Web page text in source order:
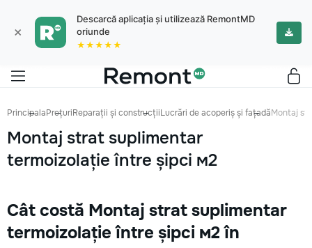
×
Descarcă aplicația și utilizează RemontMD
oriunde
★★★★★
PrincipalaPrețuriReparații și construcțiiLucrări de acoperiș și fațadăMontaj
Montaj strat suplimentar
termoizolație între șipci м2
Cât costă Montaj strat suplimentar
termoizolație între șipci м2 în